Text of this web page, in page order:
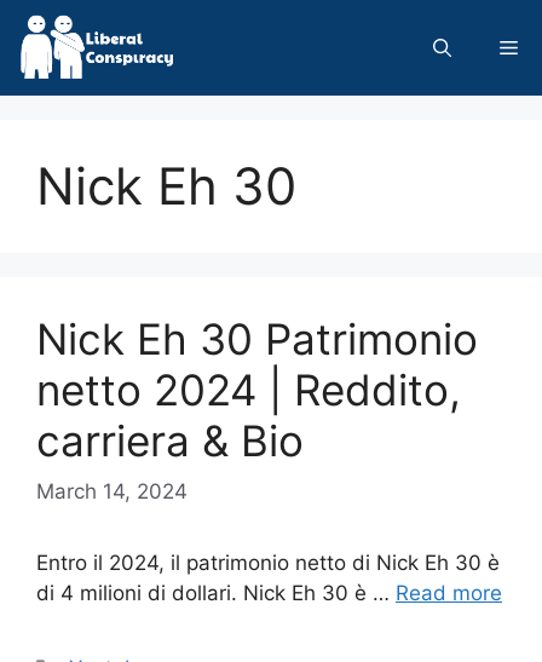
Skip
content
Nick Eh 30
Nick Eh 30 Patrimonio
netto 2024 | Reddito,
carriera & Bio
March 14, 2024
Entro il 2024, il patrimonio netto di Nick Eh 30 è
di 4 milioni di dollari. Nick Eh 30 è … Read more